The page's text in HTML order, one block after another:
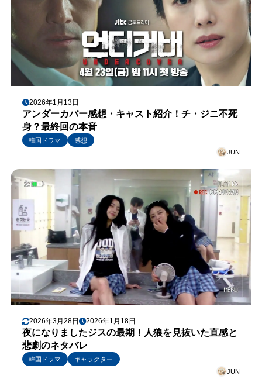
2026年1月13日
アンダーカバー感想・キャスト紹介！チ・ジニ不死
身？最終回の本音
韓国ドラマ
感想
JUN
2026年3月28日 2026年1月18日
夜になりましたジスの最期！人狼を見抜いた直感と
悲劇のネタバレ
韓国ドラマ
キャラクター
JUN